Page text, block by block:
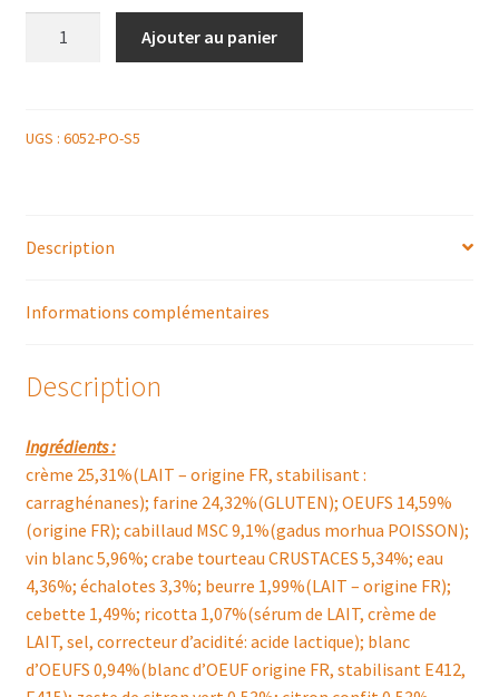
CRABE
CITRON
FUMET
Ajouter au panier
UGS : 6052-PO-S5
Description
Informations complémentaires
Description
Ingrédients :
crème 25,31%(LAIT – origine FR, stabilisant :
carraghénanes); farine 24,32%(GLUTEN); OEUFS 14,59%
(origine FR); cabillaud MSC 9,1%(gadus morhua POISSON);
vin blanc 5,96%; crabe tourteau CRUSTACES 5,34%; eau
4,36%; échalotes 3,3%; beurre 1,99%(LAIT – origine FR);
cebette 1,49%; ricotta 1,07%(sérum de LAIT, crème de
LAIT, sel, correcteur d’acidité: acide lactique); blanc
d’OEUFS 0,94%(blanc d’OEUF origine FR, stabilisant E412,